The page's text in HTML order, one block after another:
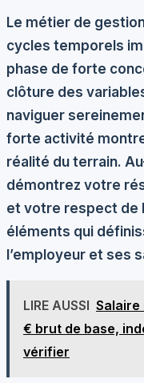
Le métier de
cycles temporels
phase de forte
clôture des
naviguer
forte activité
réalité du terrain.
démontrez votre
et votre respect de
éléments qui
l’employeur et ses
LIRE AUSSI Salaire
€ brut de base,
vérifier